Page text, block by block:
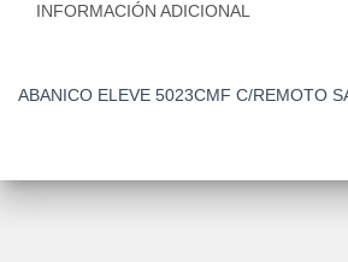
INFORMACIÓN ADICIONAL
ABANICO ELEVE 5023CMF C/REMOTO